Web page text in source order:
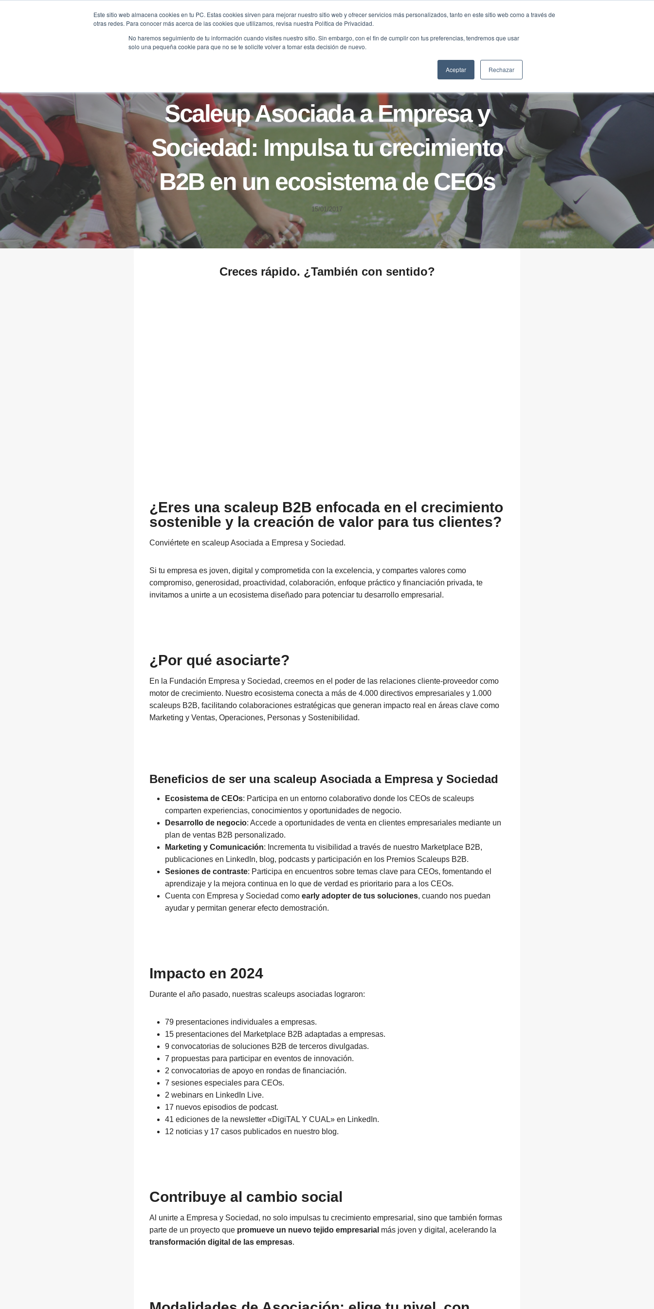
Este sitio web almacena cookies en tu PC. Estas cookies sirven para mejorar nuestro sitio web y ofrecer servicios más personalizados, tanto en este sitio web como a través de
otras redes. Para conocer más acerca de las cookies que utilizamos, revisa nuestra Política de Privacidad.
No haremos seguimiento de tu información cuando visites nuestro sitio. Sin embargo, con el fin de cumplir con tus preferencias, tendremos que usar
solo una pequeña cookie para que no se te solicite volver a tomar esta decisión de nuevo.
Aceptar Rechazar
HOME B2B FILANTROPÍA LONGEVIDAD
Scaleup Asociada a Empresa y
Sociedad: Impulsa tu crecimiento
B2B en un ecosistema de CEOs
15/01/2017
Creces rápido. ¿También con sentido?
¿Eres una scaleup B2B enfocada en el crecimiento
sostenible y la creación de valor para tus clientes?
Conviértete en scaleup Asociada a Empresa y Sociedad.
Si tu empresa es joven, digital y comprometida con la excelencia, y compartes valores como
compromiso, generosidad, proactividad, colaboración, enfoque práctico y financiación privada, te
invitamos a unirte a un ecosistema diseñado para potenciar tu desarrollo empresarial.
¿Por qué asociarte?
En la Fundación Empresa y Sociedad, creemos en el poder de las relaciones cliente-proveedor como
motor de crecimiento. Nuestro ecosistema conecta a más de 4.000 directivos empresariales y 1.000
scaleups B2B, facilitando colaboraciones estratégicas que generan impacto real en áreas clave como
Marketing y Ventas, Operaciones, Personas y Sostenibilidad.
Beneficios de ser una scaleup Asociada a Empresa y Sociedad
Ecosistema de CEOs: Participa en un entorno colaborativo donde los CEOs de scaleups
comparten experiencias, conocimientos y oportunidades de negocio.
Desarrollo de negocio: Accede a oportunidades de venta en clientes empresariales mediante un
plan de ventas B2B personalizado.
Marketing y Comunicación: Incrementa tu visibilidad a través de nuestro Marketplace B2B,
publicaciones en LinkedIn, blog, podcasts y participación en los Premios Scaleups B2B.
Sesiones de contraste: Participa en encuentros sobre temas clave para CEOs, fomentando el
aprendizaje y la mejora continua en lo que de verdad es prioritario para a los CEOs.
Cuenta con Empresa y Sociedad como early adopter de tus soluciones, cuando nos puedan
ayudar y permitan generar efecto demostración.
Impacto en 2024
Durante el año pasado, nuestras scaleups asociadas lograron:
79 presentaciones individuales a empresas.
15 presentaciones del Marketplace B2B adaptadas a empresas.
9 convocatorias de soluciones B2B de terceros divulgadas.
7 propuestas para participar en eventos de innovación.
2 convocatorias de apoyo en rondas de financiación.
7 sesiones especiales para CEOs.
2 webinars en LinkedIn Live.
17 nuevos episodios de podcast.
41 ediciones de la newsletter «DigiTAL Y CUAL» en LinkedIn.
12 noticias y 17 casos publicados en nuestro blog.
Contribuye al cambio social
Al unirte a Empresa y Sociedad, no solo impulsas tu crecimiento empresarial, sino que también formas
parte de un proyecto que promueve un nuevo tejido empresarial más joven y digital, acelerando la
transformación digital de las empresas.